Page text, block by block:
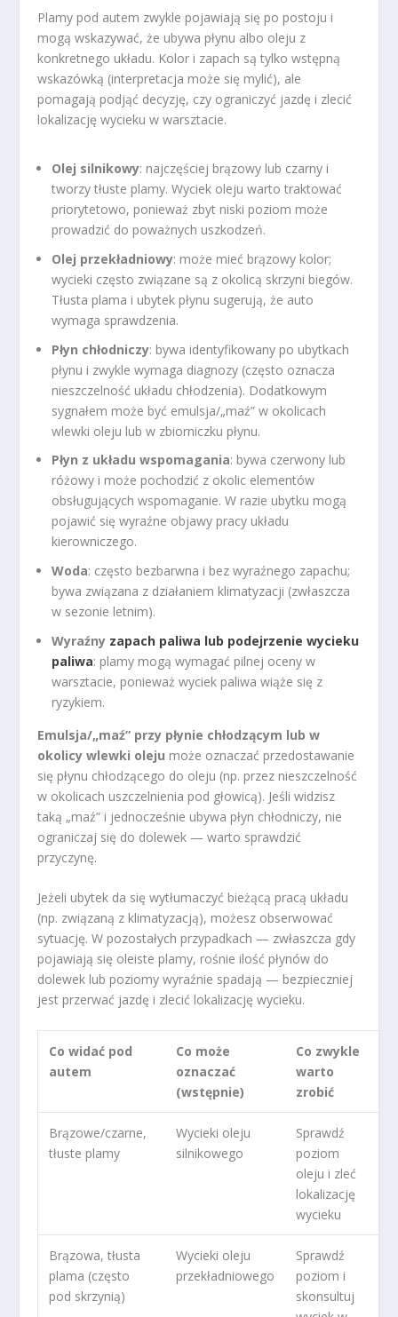
Plamy pod autem zwykle pojawiają się po postoju i
mogą wskazywać, że ubywa płynu albo oleju z
konkretnego układu. Kolor i zapach są tylko wstępną
wskazówką (interpretacja może się mylić), ale
pomagają podjąć decyzję, czy ograniczyć jazdę i zlecić
lokalizację wycieku w warsztacie.
Olej silnikowy: najczęściej brązowy lub czarny i
tworzy tłuste plamy. Wyciek oleju warto traktować
priorytetowo, ponieważ zbyt niski poziom może
prowadzić do poważnych uszkodzeń.
Olej przekładniowy: może mieć brązowy kolor;
wycieki często związane są z okolicą skrzyni biegów.
Tłusta plama i ubytek płynu sugerują, że auto
wymaga sprawdzenia.
Płyn chłodniczy: bywa identyfikowany po ubytkach
płynu i zwykle wymaga diagnozy (często oznacza
nieszczelność układu chłodzenia). Dodatkowym
sygnałem może być emulsja/„maź” w okolicach
wlewki oleju lub w zbiorniczku płynu.
Płyn z układu wspomagania: bywa czerwony lub
różowy i może pochodzić z okolic elementów
obsługujących wspomaganie. W razie ubytku mogą
pojawić się wyraźne objawy pracy układu
kierowniczego.
Woda: często bezbarwna i bez wyraźnego zapachu;
bywa związana z działaniem klimatyzacji (zwłaszcza
w sezonie letnim).
Wyraźny zapach paliwa lub podejrzenie wycieku
paliwa: plamy mogą wymagać pilnej oceny w
warsztacie, ponieważ wyciek paliwa wiąże się z
ryzykiem.
Emulsja/„maź” przy płynie chłodzącym lub w
okolicy wlewki oleju może oznaczać przedostawanie
się płynu chłodzącego do oleju (np. przez nieszczelność
w okolicach uszczelnienia pod głowicą). Jeśli widzisz
taką „maź” i jednocześnie ubywa płyn chłodniczy, nie
ograniczaj się do dolewek — warto sprawdzić
przyczynę.
Jeżeli ubytek da się wytłumaczyć bieżącą pracą układu
(np. związaną z klimatyzacją), możesz obserwować
sytuację. W pozostałych przypadkach — zwłaszcza gdy
pojawiają się oleiste plamy, rośnie ilość płynów do
dolewek lub poziomy wyraźnie spadają — bezpieczniej
jest przerwać jazdę i zlecić lokalizację wycieku.
Co widać pod
autem
Co może
oznaczać
(wstępnie)
Co zwykle
warto
zrobić
Brązowe/czarne,
tłuste plamy
Wycieki oleju
silnikowego
Sprawdź
poziom
oleju i zleć
lokalizację
wycieku
Brązowa, tłusta
plama (często
pod skrzynią)
Wycieki oleju
przekładniowego
Sprawdź
poziom i
skonsultuj